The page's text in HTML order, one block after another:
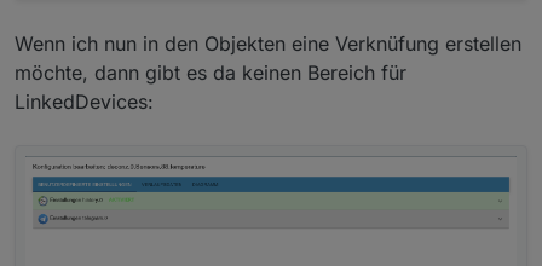
Wenn ich nun in den Objekten eine Verknüfung erstellen
möchte, dann gibt es da keinen Bereich für
LinkedDevices: